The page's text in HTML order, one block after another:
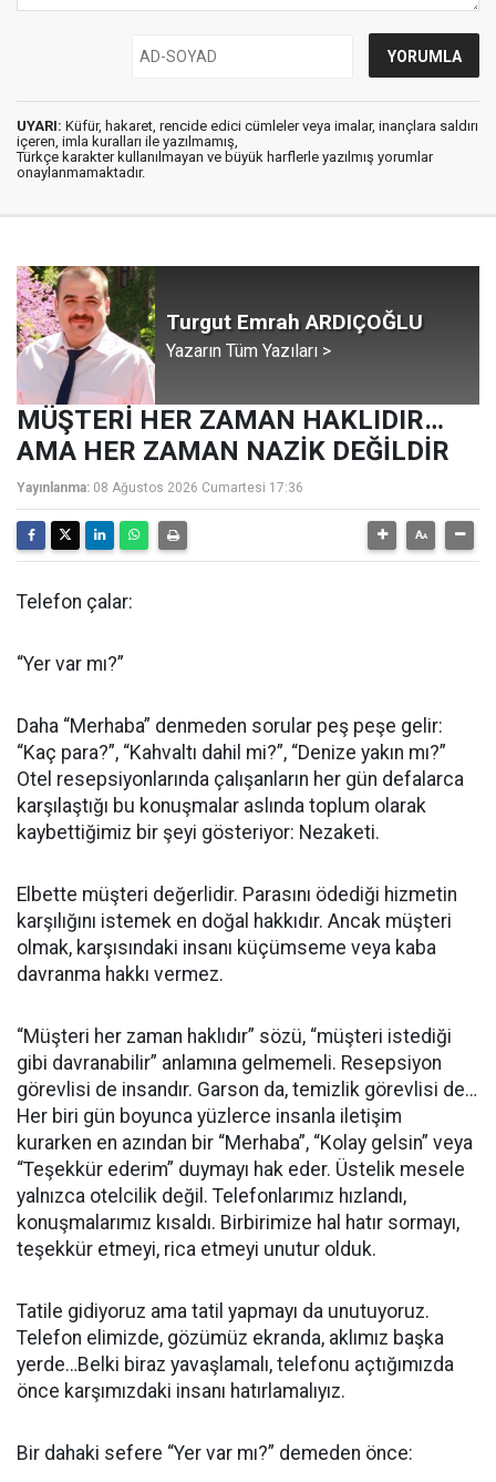
UYARI: Küfür, hakaret, rencide edici cümleler veya imalar, inançlara saldırı
içeren, imla kuralları ile yazılmamış,
Türkçe karakter kullanılmayan ve büyük harflerle yazılmış yorumlar
onaylanmamaktadır.
Turgut Emrah ARDIÇOĞLU
Yazarın Tüm Yazıları >
MÜŞTERİ HER ZAMAN HAKLIDIR…
AMA HER ZAMAN NAZİK DEĞİLDİR
Yayınlanma: 08 Ağustos 2026 Cumartesi 17:36
Telefon çalar:
“Yer var mı?”
Daha “Merhaba” denmeden sorular peş peşe gelir:
“Kaç para?”, “Kahvaltı dahil mi?”, “Denize yakın mı?”
Otel resepsiyonlarında çalışanların her gün defalarca
karşılaştığı bu konuşmalar aslında toplum olarak
kaybettiğimiz bir şeyi gösteriyor: Nezaketi.
Elbette müşteri değerlidir. Parasını ödediği hizmetin
karşılığını istemek en doğal hakkıdır. Ancak müşteri
olmak, karşısındaki insanı küçümseme veya kaba
davranma hakkı vermez.
“Müşteri her zaman haklıdır” sözü, “müşteri istediği
gibi davranabilir” anlamına gelmemeli. Resepsiyon
görevlisi de insandır. Garson da, temizlik görevlisi de…
Her biri gün boyunca yüzlerce insanla iletişim
kurarken en azından bir “Merhaba”, “Kolay gelsin” veya
“Teşekkür ederim” duymayı hak eder. Üstelik mesele
yalnızca otelcilik değil. Telefonlarımız hızlandı,
konuşmalarımız kısaldı. Birbirimize hal hatır sormayı,
teşekkür etmeyi, rica etmeyi unutur olduk.
Tatile gidiyoruz ama tatil yapmayı da unutuyoruz.
Telefon elimizde, gözümüz ekranda, aklımız başka
yerde…Belki biraz yavaşlamalı, telefonu açtığımızda
önce karşımızdaki insanı hatırlamalıyız.
Bir dahaki sefere “Yer var mı?” demeden önce: